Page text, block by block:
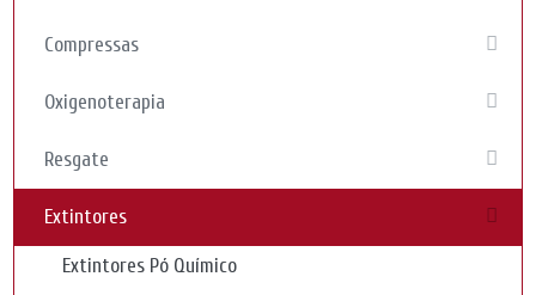
Compressas
Oxigenoterapia
Resgate
Extintores
Extintores Pó Químico